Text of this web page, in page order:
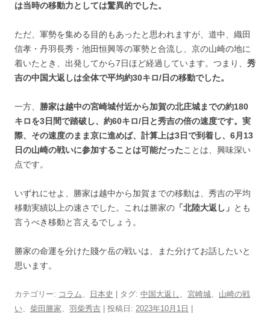
は当時の移動力としては驚異的でした。
ただ、軍勢を集める目的もあったと思われますが、道中、織田
信孝・丹羽長秀・池田恒興等の軍勢と合流し、京の山崎の地に
着いたとき、出発してから7日ほど経過しています。つまり、 秀
吉の中国大返しは全体で平均約30キロ/日の移動でした。
一方、 勝家は越中の宮崎城付近から加賀の北庄城までの約180
キロを3日間で踏破し、約60キロ/日と秀吉の倍の速度です。実
際、その速度のまま京に進めば、計算上は3日で到着し、6月13
日の山崎の戦いに参加することは可能だったことは、興味深い
点です。
いずれにせよ、勝家は越中から加賀までの移動は、秀吉の平均
移動実績以上の速さでした。これは勝家の 「北陸大返し」 とも
言うべき移動と言えるでしょう。
勝家の命運を分けた賤ケ岳の戦いは、また分けてお話したいと
思います。
カテゴリー: コラム、 日本史 | タグ: 中国大返し 、 宮崎城、 山崎の戦
い、 柴田勝家、 羽柴秀吉 | 投稿日: 2023年10月1日